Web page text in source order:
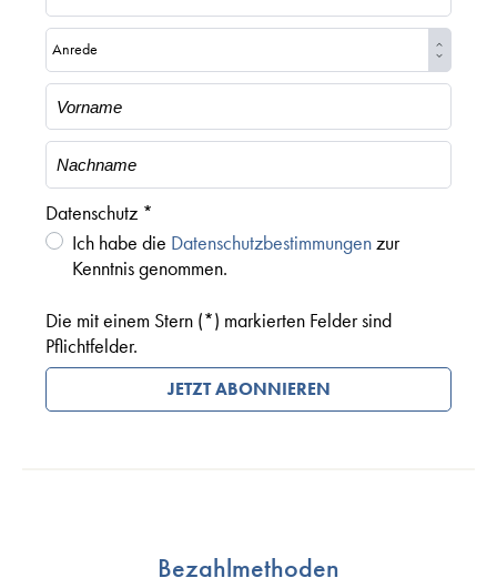
Datenschutz *
Ich habe die Datenschutzbestimmungenzur
Kenntnis genommen.
Die mit einem Stern (*) markierten Felder sind
Pflichtfelder.
JETZT ABONNIEREN
Bezahlmethoden